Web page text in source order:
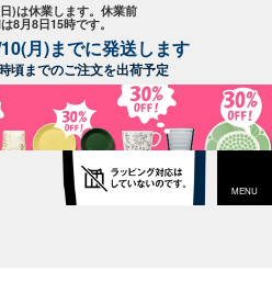
)は休業します。休業前
8月8日15時です。
月)までに発送します
頃までのご注文を出荷予定
MENU